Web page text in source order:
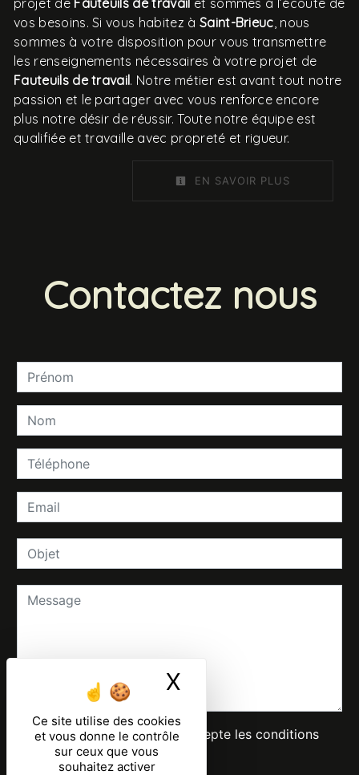
Ce site utilise des cookies
et vous donne le contrôle
sur ceux que vous
souhaitez activer
X
vos besoins. Si vous habitez à Saint-Brieuc , nous
sommes à votre disposition pour vous transmettre
les renseignements nécessaires à votre projet de
Fauteuils de travail. Notre métier est avant tout notre
passion et le partager avec vous renforce encore
plus notre désir de réussir. Toute notre équipe est
qualifiée et travaille avec propreté et rigueur.
EN SAVOIR PLUS
Contactez nous
En cochant cette case, j'accepte les conditions
particulières ci-dessous **